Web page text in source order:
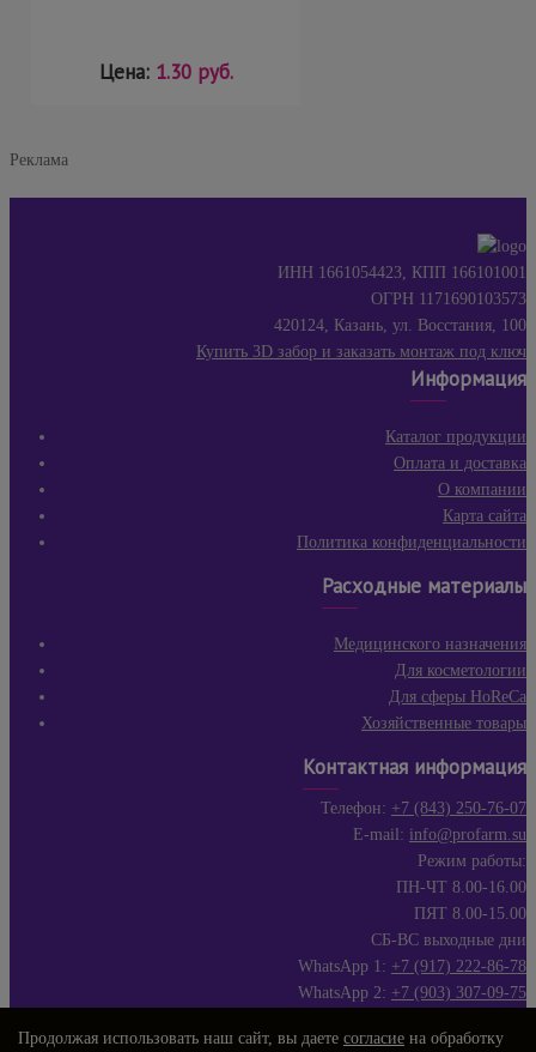
Цена: 1.30 руб.
Реклама
ИНН 1661054423, КПП 166101001
ОГРН 1171690103573
420124, Казань, ул. Восстания, 100
Купить 3D забор и заказать монтаж под ключ
Информация
Каталог продукции
Оплата и доставка
О компании
Карта сайта
Политика конфиденциальности
Расходные материалы
Медицинского назначения
Для косметологии
Для сферы HoReCa
Хозяйственные товары
Контактная информация
Телефон: +7 (843) 250-76-07
E-mail: info@profarm.su
Режим работы:
ПН-ЧТ 8.00-16.00
ПЯТ 8.00-15.00
СБ-ВС выходные дни
WhatsApp 1: +7 (917) 222-86-78
WhatsApp 2: +7 (903) 307-09-75
Продолжая использовать наш сайт, вы даете согласие на обработку